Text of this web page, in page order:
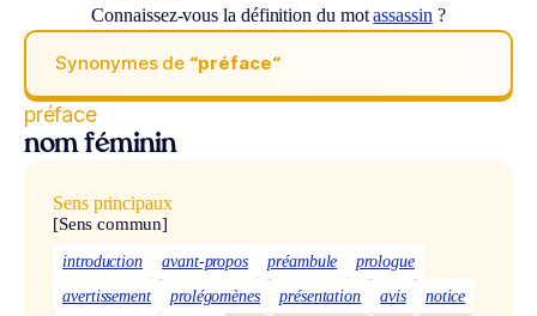
Connaissez-vous la définition du motassassin ?
Synonymes de “préface“
préface
nom féminin
Sens principaux
[Sens commun]
introduction avant-propos préambule
prologue
avertissement
prolégomènes présentation avis
notice